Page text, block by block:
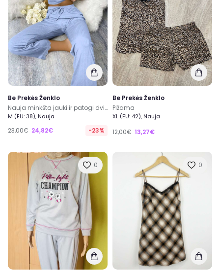
Be Prekės Ženklo
Nauja minkšta jauki ir patogi dviejų dalių pižama
M (EU: 38), Nauja
23,00€ 24,82€ -23%
Be Prekės Ženklo
Pižama
XL (EU: 42), Nauja
12,00€ 13,27€
0 0